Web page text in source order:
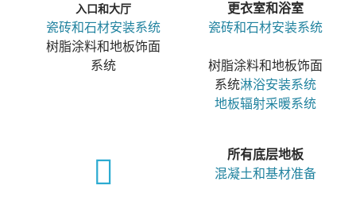
入口和大厅
瓷砖和石材安装系统
树脂涂料和地板饰面
系统
更衣室和浴室
瓷砖和石材安装系统
树脂涂料和地板饰面
系统淋浴安装系统
地板辐射采暖系统
所有底层地板
混凝土和基材准备